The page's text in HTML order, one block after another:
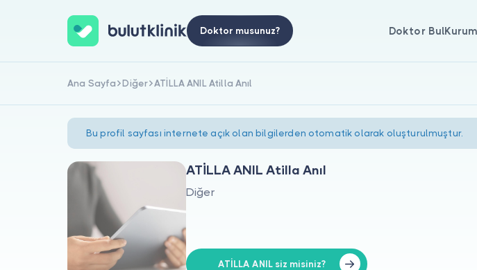
Doktor musunuz? Doktor Bul
Ana Sayfa Diğer ATİLLA ANIL Atilla Anıl
Bu profil sayfası internete açık olan bilgilerden otomatik olarak oluşturulmuştur.
ATİLLA ANIL Atilla Anıl
Diğer
ATİLLA ANIL siz misiniz?